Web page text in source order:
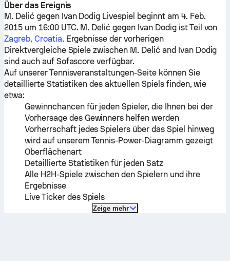
Über das Ereignis
M. Delićgegen Ivan Dodig Livespiel beginnt am 4. Feb.
2015 um 16:00 UTC. M. Delić gegen Ivan Dodigist Teil von
Zagreb, Croatia. Ergebnisse der vorherigen
Direktvergleiche Spiele zwischen M. Delićand Ivan Dodig
sind auch auf Sofascore verfügbar.
Auf unserer Tennisveranstaltungen-Seite können Sie
detaillierte Statistiken des aktuellen Spiels finden, wie
etwa:
Gewinnchancen für jeden Spieler, die Ihnen bei der
Vorhersage des Gewinners helfen werden
Vorherrschaft jedes Spielers über das Spiel hinweg
wird auf unserem Tennis-Power-Diagramm gezeigt
Oberflächenart
Detaillierte Statistiken für jeden Satz
Alle H2H-Spiele zwischen den Spielern und ihre
Ergebnisse
Live Ticker des Spiels
Zeige mehr